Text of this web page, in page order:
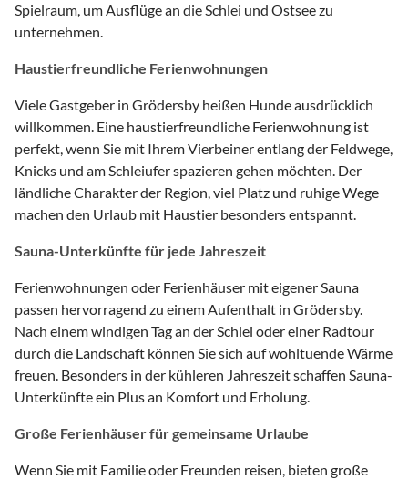
Spielraum, um Ausflüge an die Schlei und Ostsee zu
unternehmen.
Haustierfreundliche Ferienwohnungen
Viele Gastgeber in Grödersby heißen Hunde ausdrücklich
willkommen. Eine haustierfreundliche Ferienwohnung ist
perfekt, wenn Sie mit Ihrem Vierbeiner entlang der Feldwege,
Knicks und am Schleiufer spazieren gehen möchten. Der
ländliche Charakter der Region, viel Platz und ruhige Wege
machen den Urlaub mit Haustier besonders entspannt.
Sauna-Unterkünfte für jede Jahreszeit
Ferienwohnungen oder Ferienhäuser mit eigener Sauna
passen hervorragend zu einem Aufenthalt in Grödersby.
Nach einem windigen Tag an der Schlei oder einer Radtour
durch die Landschaft können Sie sich auf wohltuende Wärme
freuen. Besonders in der kühleren Jahreszeit schaffen Sauna-
Unterkünfte ein Plus an Komfort und Erholung.
Große Ferienhäuser für gemeinsame Urlaube
Wenn Sie mit Familie oder Freunden reisen, bieten große